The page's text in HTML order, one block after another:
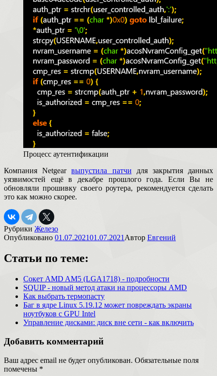
Процесс аутентификации
Компания Netgearвыпустила патчи для закрытия данных
уязвимостей ещё в декабре прошлого года. Если Вы не
обновляли прошивку своего роутера, рекомендуется сделать
это как можно скорее.
Рубрики Железо
Опубликовано 01.07.202101.07.2021 Автор Евгений
Статьи по теме:
Сокет AMD AM5 (LGA1718) - подробности
SQUIP - новый метод атаки на процессоры AMD
Как выбрать термопасту
Баг в ядре Linux 5.19.12 может повреждать экраны
ноутбуков с GPU Intel
Управление дисками: диск вне сети - как включить
Добавить комментарий
Ваш адрес email не будет опубликован. Обязательные поля
помечены *